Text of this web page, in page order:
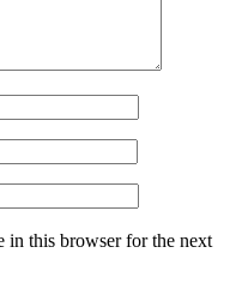
in this browser for the next